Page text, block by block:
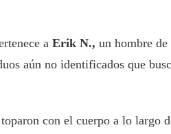
a Erik N., un hombre
aún no identificados que
con el cuerpo a lo largo